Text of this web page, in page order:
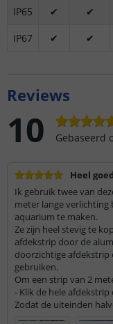
IP65
✔ ✔
IP67
✔ ✔
Reviews
10 Gebaseerd
Heel
Ik gebruik twee van
meter lange verlichting
aquarium te maken.
Ze zijn heel stevig te
afdekstrip door de
doorzichtige afdekstrip
gebruiken.
Om een strip van 2
- Klik de hele
Zodat de uiteinden
alu-strips zitten.